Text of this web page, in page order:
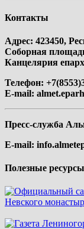
Контакты
Адрес: 423450,
Соборная
Канцелярия
Телефон:
E-mail:
Пресс-служба
E-mail:
Полезные ресурсы